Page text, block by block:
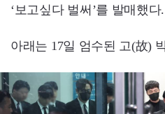
‘보고싶다 벌써’를 발매했다.
아래는 17일 엄수된 고(故)